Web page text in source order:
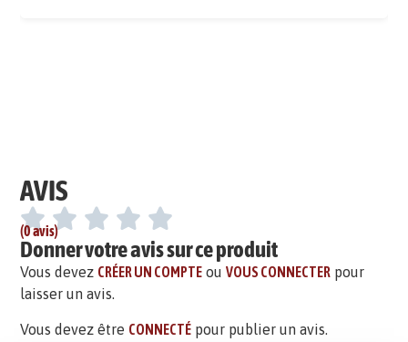
AVIS
(0 avis)
Donner votre avis sur ce produit
Vous devez CRÉER UN COMPTE ouVOUS CONNECTER pour
laisser un avis.
Vous devez être CONNECTÉ pour publier un avis.